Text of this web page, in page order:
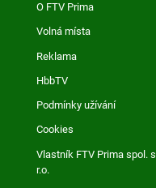
O FTV Prima
Volná místa
Reklama
HbbTV
Podmínky užívání
Cookies
Vlastník FTV Prima spol. s
r.o.